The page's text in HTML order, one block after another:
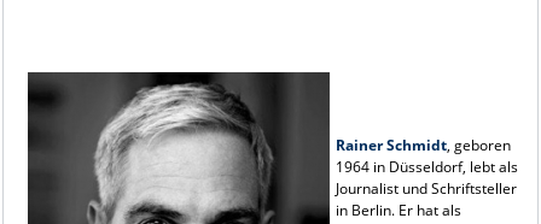
Rainer Schmidt, geboren
1964 in Düsseldorf, lebt als
Journalist und Schriftsteller
in Berlin. Er hat als